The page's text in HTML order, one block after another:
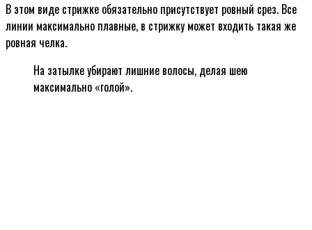
В этом виде стрижке обязательно присутствует ровный срез. Все
линии максимально плавные, в стрижку может входить такая же
ровная челка.
На затылке убирают лишние волосы, делая шею
максимально «голой».